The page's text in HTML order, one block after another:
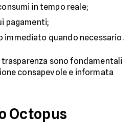
in tempo reale;
pagamenti;
immediato quando necessario.
sono fondamentali
consapevole e informata
Octopus